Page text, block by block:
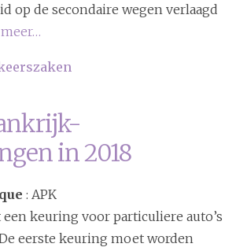
op de secondaire wegen verlaagd
in 2018
: APK
keuring voor particuliere auto’s
eerste keuring moet worden